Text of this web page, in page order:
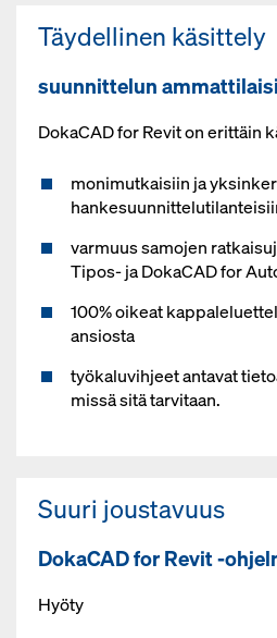
Täydellinen käsittely
suunnittelun
DokaCAD for Revit on erittäin
monimutkaisiin ja
varmuus samojen
Tipos- ja DokaCAD for
100% oikeat
ansiosta
työkaluvihjeet antavat
missä sitä tarvitaan.
Suuri joustavuus
DokaCAD for Revit -
Hyöty